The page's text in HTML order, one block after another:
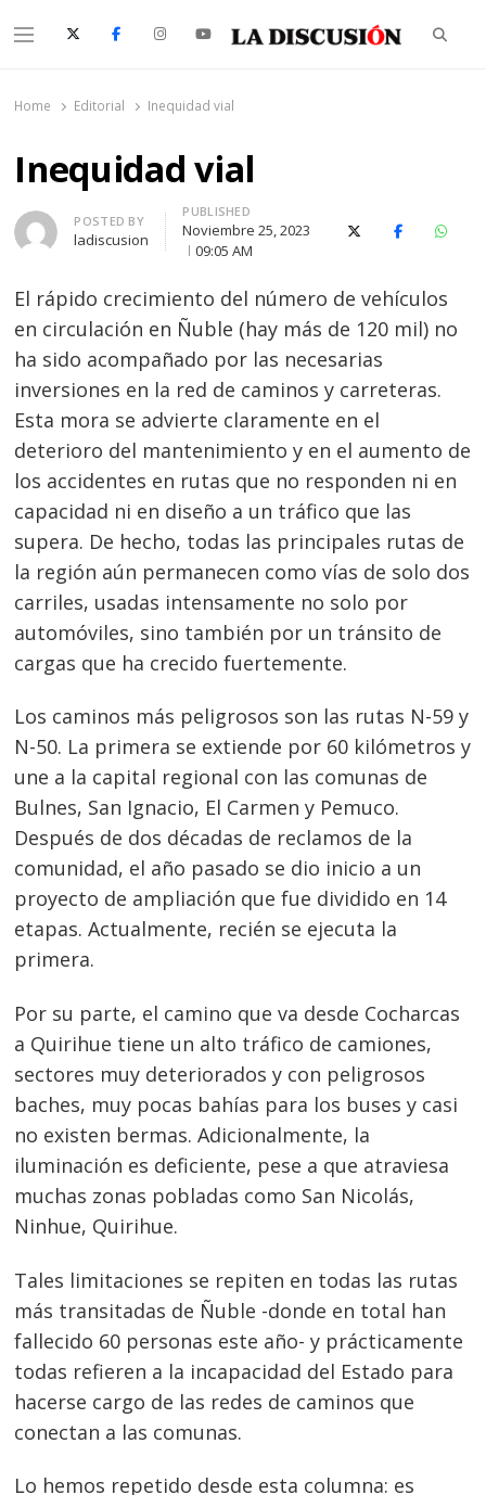
Menu
Home Editorial Inequidad vial
Inequidad vial
Author
POSTED BY
ladiscusion
PUBLISHED
Noviembre 25, 2023
09:05 AM
X (Twitter)Facebook
El rápido crecimiento del número de vehículos
en circulación en Ñuble (hay más de 120 mil) no
ha sido acompañado por las necesarias
inversiones en la red de caminos y carreteras.
Esta mora se advierte claramente en el
deterioro del mantenimiento y en el aumento de
los accidentes en rutas que no responden ni en
capacidad ni en diseño a un tráfico que las
supera. De hecho, todas las principales rutas de
la región aún permanecen como vías de solo dos
carriles, usadas intensamente no solo por
automóviles, sino también por un tránsito de
cargas que ha crecido fuertemente.
Los caminos más peligrosos son las rutas N-59 y
N-50. La primera se extiende por 60 kilómetros y
une a la capital regional con las comunas de
Bulnes, San Ignacio, El Carmen y Pemuco.
Después de dos décadas de reclamos de la
comunidad, el año pasado se dio inicio a un
proyecto de ampliación que fue dividido en 14
etapas. Actualmente, recién se ejecuta la
primera.
Por su parte, el camino que va desde Cocharcas
a Quirihue tiene un alto tráfico de camiones,
sectores muy deteriorados y con peligrosos
baches, muy pocas bahías para los buses y casi
no existen bermas. Adicionalmente, la
iluminación es deficiente, pese a que atraviesa
muchas zonas pobladas como San Nicolás,
Ninhue, Quirihue.
Tales limitaciones se repiten en todas las rutas
más transitadas de Ñuble -donde en total han
fallecido 60 personas este año- y prácticamente
todas refieren a la incapacidad del Estado para
hacerse cargo de las redes de caminos que
conectan a las comunas.
Lo hemos repetido desde esta columna: es